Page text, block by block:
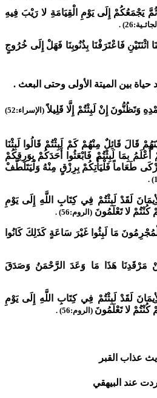
يَجْمَعُكُمْ إِلَى يَوْمِ الْقِيَامَةِ لا رَيْبَ فِيهِ
.
اثْنَتَيْنِ فَاعْتَرَفْنَا بِذُنُوبِنَا فَهَلْ إِلَى خُرُوجٍ
بين الميتة الأولى وحتى البعث .
وَتَظُنُّونَ إِنْ لَبِثْتُمْ إِلَّا قَلِيلاً
(الإسراء:52)
قَالَ قَائِلٌ مِنْهُمْ كَمْ لَبِثْتُمْ قَالُوا لَبِثْنَا
بِمَا لَبِثْتُمْ فَابْعَثُوا أَحَدَكُمْ بِوَرِقِكُمْ
أَزْكَى طَعَاماً فَلْيَأْتِكُمْ بِرِزْقٍ مِنْهُ وَلْيَتَلَطَّفْ
لَقَدْ لَبِثْتُمْ فِي كِتَابِ اللَّهِ إِلَى يَوْمِ
كُنْتُمْ لا تَعْلَمُونَ (الروم:56) .
مَا لَبِثُوا غَيْرَ سَاعَةٍ كَذَلِكَ كَانُوا
مِنْ مَرْقَدِنَا هَذَا مَا وَعَدَ الرَّحْمَنُ وَصَدَقَ
لَقَدْ لَبِثْتُمْ فِي كِتَابِ اللَّهِ إِلَى يَوْمِ
كُنْتُمْ لا تَعْلَمُونَ (الروم:56) .
عذاب القبر
عند البيهقي